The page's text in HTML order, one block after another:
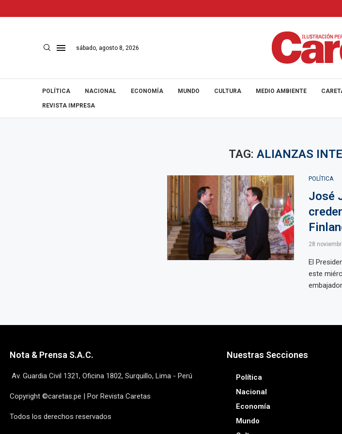
sábado, agosto 8, 2026
POLÍTICA NACIONAL ECONOMÍA MUNDO CULTURA MEDIO AMBIENTE
REVISTA IMPRESA
TAG:ALIANZAS
POLÍTICA
José
28
El
este
Nota & Prensa S.A.C.
Av. Guardia Civil 1321, Oficina 1802, Surquillo, Lima - Perú
Copyright ©caretas.pe | Por Revista Caretas
Todos los derechos reservados
Nuestras Secciones
Política
Nacional
Economía
Mundo